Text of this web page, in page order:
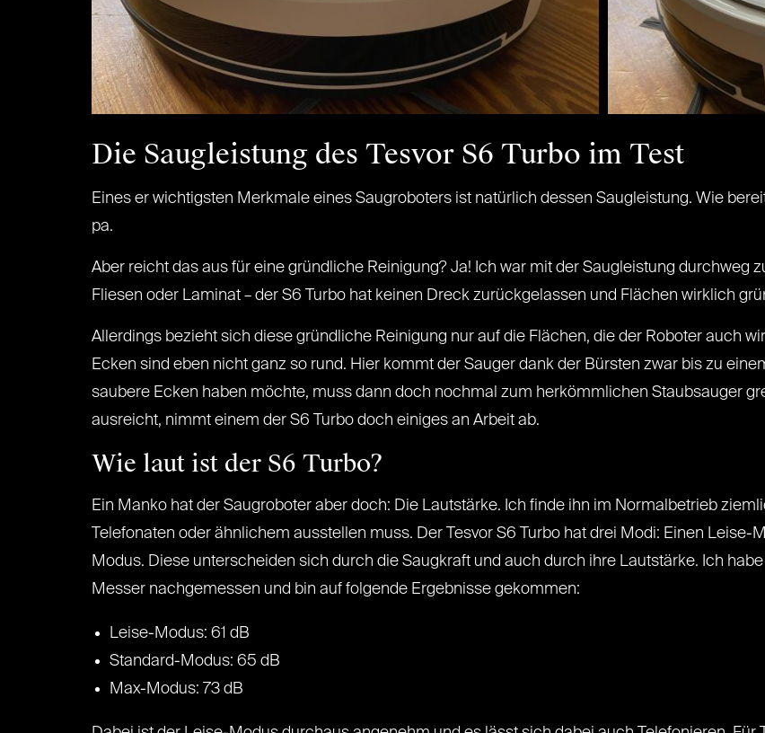
Die Saugleistung des Tesvor S6 Turbo im Test
Eines er wichtigsten Merkmale eines Saugroboters ist natürlich dessen Saugleistung. Wie
pa.
Aber reicht das aus für eine gründliche Reinigung? Ja! Ich war mit der Saugleistung durchweg
Fliesen oder Laminat – der S6 Turbo hat keinen Dreck zurückgelassen und Flächen wirklich
Allerdings bezieht sich diese gründliche Reinigung nur auf die Flächen, die der Roboter auch
Ecken sind eben nicht ganz so rund. Hier kommt der Sauger dank der Bürsten zwar bis zu
saubere Ecken haben möchte, muss dann doch nochmal zum herkömmlichen Staubsauger
ausreicht, nimmt einem der S6 Turbo doch einiges an Arbeit ab.
Wie laut ist der S6 Turbo?
Ein Manko hat der Saugroboter aber doch: Die Lautstärke. Ich finde ihn im Normalbetrieb
Telefonaten oder ähnlichem ausstellen muss. Der Tesvor S6 Turbo hat drei Modi: Einen
Modus. Diese unterscheiden sich durch die Saugkraft und auch durch ihre Lautstärke. Ich
Messer nachgemessen und bin auf folgende Ergebnisse gekommen:
Leise-Modus: 61 dB
Standard-Modus: 65 dB
Max-Modus: 73 dB